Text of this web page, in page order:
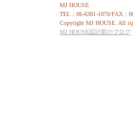
MJ HOUSE
TEL：06-6381-1070/FAX：
Copyright MJ HOUSE. All
MJ HOUSE設計部のブログ